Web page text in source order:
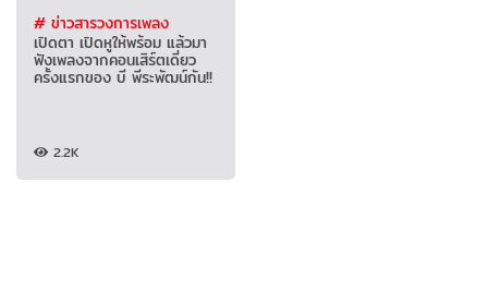
# ข่าวสารวงการเพลง
เปิดตา เปิดหูให้พร้อม แล้วมา
ฟังเพลงจากคอนเสิร์ตเดี่ยว
ครั้งแรกของ บี พีระพัฒน์กัน!!
2.2K